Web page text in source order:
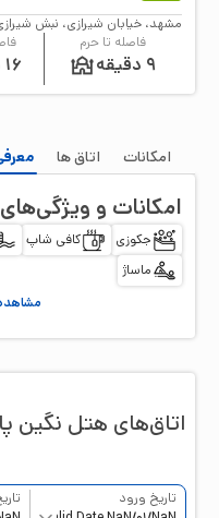
مشهد، خیابان شیرازی، نبش شیرازی
فاصله تا حرم
9 دقیقه 16 دقیقه
امکانات اتاق‌ ها
امکانات و
جکوزی کافی شاپ
ماساژ
اتاق‌‌های هتل نگین
تاریخ ورود